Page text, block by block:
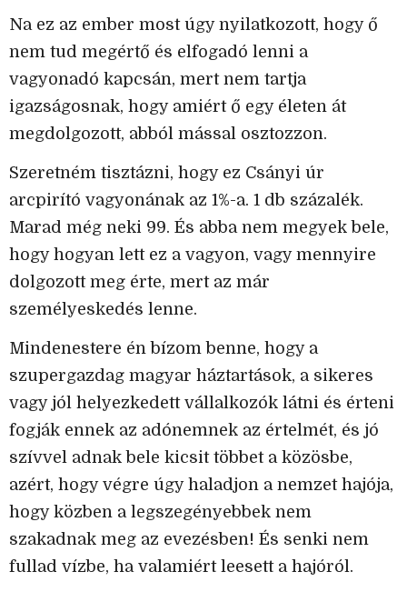
Na ez az ember most úgy nyilatkozott, hogy ő
nem tud megértő és elfogadó lenni a
vagyonadó kapcsán, mert nem tartja
igazságosnak, hogy amiért ő egy életen át
megdolgozott, abból mással osztozzon.
Szeretném tisztázni, hogy ez Csányi úr
arcpirító vagyonának az 1%-a. 1 db százalék.
Marad még neki 99. És abba nem megyek bele,
hogy hogyan lett ez a vagyon, vagy mennyire
dolgozott meg érte, mert az már
személyeskedés lenne.
Mindenestere én bízom benne, hogy a
szupergazdag magyar háztartások, a sikeres
vagy jól helyezkedett vállalkozók látni és érteni
fogják ennek az adónemnek az értelmét, és jó
szívvel adnak bele kicsit többet a közösbe,
azért, hogy végre úgy haladjon a nemzet hajója,
hogy közben a legszegényebbek nem
szakadnak meg az evezésben! És senki nem
fullad vízbe, ha valamiért leesett a hajóról.